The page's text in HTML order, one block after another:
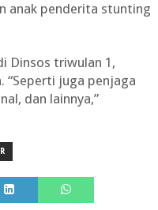
anak penderita stunting
Dinsos triwulan 1,
“Seperti juga penjaga
dan lainnya,”